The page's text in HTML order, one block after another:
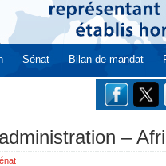
Sénat Bilan de mandat
–